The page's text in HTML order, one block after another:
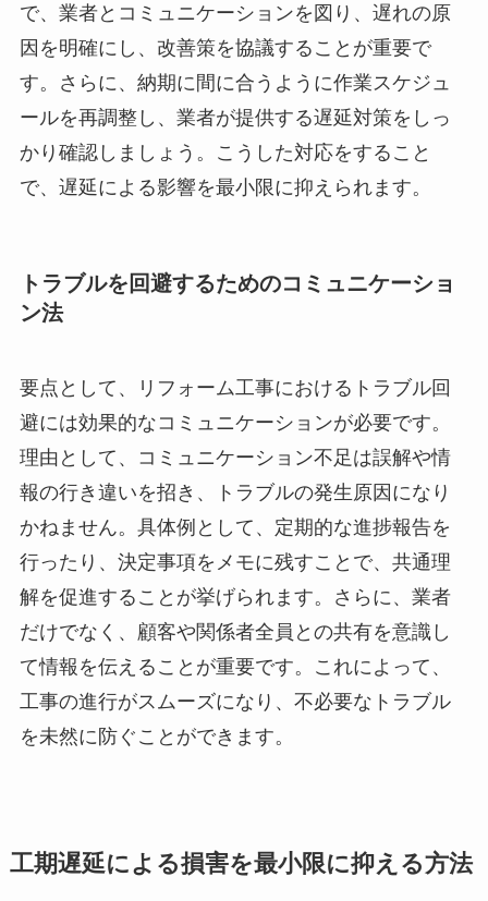
で、業者とコミュニケーションを図り、遅れの原
因を明確にし、改善策を協議することが重要で
す。さらに、納期に間に合うように作業スケジュ
ールを再調整し、業者が提供する遅延対策をしっ
かり確認しましょう。こうした対応をすること
で、遅延による影響を最小限に抑えられます。
トラブルを回避するためのコミュニケーショ
ン法
要点として、リフォーム工事におけるトラブル回
避には効果的なコミュニケーションが必要です。
理由として、コミュニケーション不足は誤解や情
報の行き違いを招き、トラブルの発生原因になり
かねません。具体例として、定期的な進捗報告を
行ったり、決定事項をメモに残すことで、共通理
解を促進することが挙げられます。さらに、業者
だけでなく、顧客や関係者全員との共有を意識し
て情報を伝えることが重要です。これによって、
工事の進行がスムーズになり、不必要なトラブル
を未然に防ぐことができます。
工期遅延による損害を最小限に抑える方法